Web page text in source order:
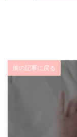
前の記事に戻る